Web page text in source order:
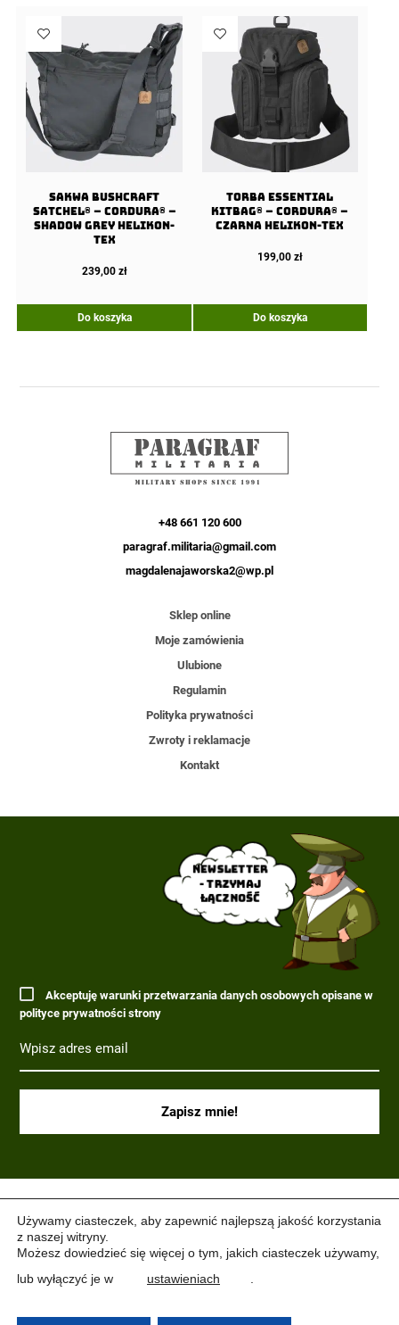
Sakwa BUSHCRAFT
SATCHEL® – Cordura® –
Shadow Grey Helikon-
tex
239,00 zł
Do koszyka
Torba ESSENTIAL
KITBAG® – Cordura® –
Czarna Helikon-Tex
199,00 zł
Do koszyka
+48 661 120 600
paragraf.militaria@gmail.com
magdalenajaworska2@wp.pl
Sklep online
Moje zamówienia
Ulubione
Regulamin
Polityka prywatności
Zwroty i reklamacje
Kontakt
Akceptuję warunki przetwarzania danych osobowych opisane w
polityce prywatności strony
Newsletter
- trzymaj
łączność
Używamy ciasteczek, aby zapewnić najlepszą jakość korzystania
z naszej witryny.
Możesz dowiedzieć się więcej o tym, jakich ciasteczek używamy,
lub wyłączyć je w
ustawieniach